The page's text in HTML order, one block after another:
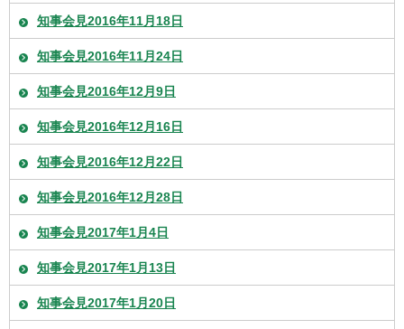
知事会見2016年11月18日
知事会見2016年11月24日
知事会見2016年12月9日
知事会見2016年12月16日
知事会見2016年12月22日
知事会見2016年12月28日
知事会見2017年1月4日
知事会見2017年1月13日
知事会見2017年1月20日